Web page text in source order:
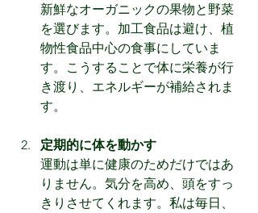
新鮮なオーガニックの果物と野菜
を選びます。加工食品は避け、植
物性食品中心の食事にしていま
す。こうすることで体に栄養が行
き渡り、エネルギーが補給されま
す。
定期的に体を動かす
運動は単に健康のためだけではあ
りません。気分を高め、頭をすっ
きりさせてくれます。私は毎日、